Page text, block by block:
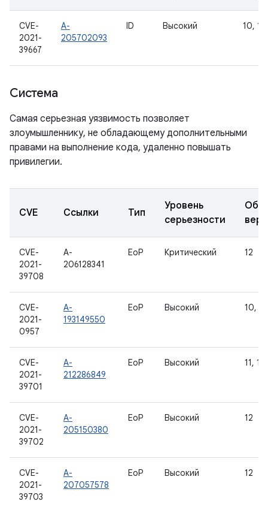
CVE-
2021-
39667
A-
205702093
ID Высокий 10,
Система
Самая серьезная уязвимость позволяет
злоумышленнику, не обладающему дополнительными
правами на выполнение кода, удаленно повышать
привилегии.
CVE Ссылки Тип
Уровень
серьезности
CVE-
2021-
39708
A-
206128341
EoP Критический 12
CVE-
2021-
0957
A-
193149550
EoP Высокий 10,
CVE-
2021-
39701
A-
212286849
EoP Высокий 11, 12
CVE-
2021-
39702
A-
205150380
EoP Высокий 12
CVE-
2021-
39703
A-
207057578
EoP Высокий 12